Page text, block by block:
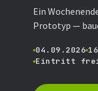
Ein
Prototyp —
04.09.2026
Eintritt